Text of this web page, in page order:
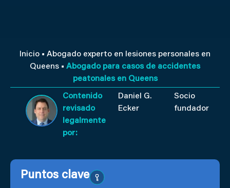
Inicio ■ Abogado experto en lesiones personales en
Queens ■ Abogado para casos de accidentes
peatonales en Queens
Contenido
revisado
legalmente
por:
Daniel G.
Ecker
Socio
fundador
Puntos clave